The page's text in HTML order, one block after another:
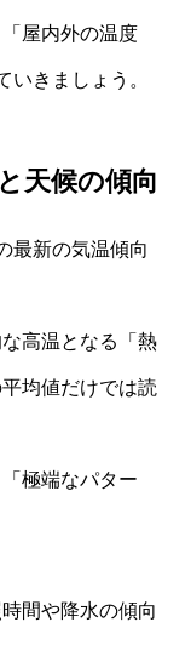
屋内外の温度
いきましょう。
天候の傾向
最新の気温傾向
高温となる「熱
均値だけでは読
極端なパター
間や降水の傾向